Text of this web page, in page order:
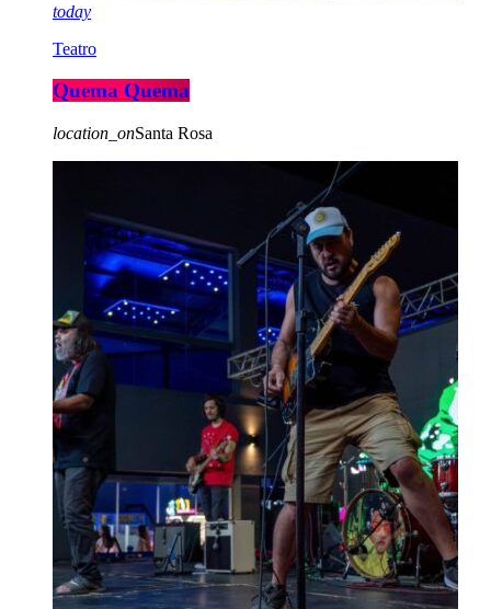
today
Teatro
Quema Quema
location_onSanta Rosa